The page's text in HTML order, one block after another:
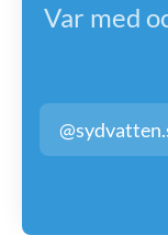
Var med